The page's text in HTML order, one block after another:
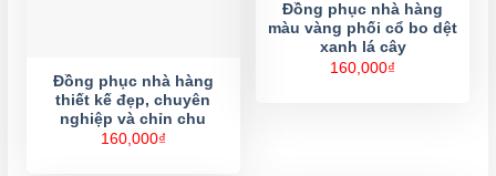
Đồng phục nhà hàng
thiết kế đẹp, chuyên
nghiệp và chỉn chu
160,000₫
Đồng phục nhà hàng
màu vàng phối cổ bo dệt
xanh lá cây
160,000₫